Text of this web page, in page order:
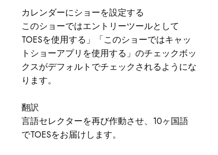
カレンダーにショーを設定する
このショーではエントリーツールとして
TOESを使用する」「このショーではキャッ
トショーアプリを使用する」のチェックボッ
クスがデフォルトでチェックされるようにな
ります。
翻訳
言語セレクターを再び作動させ、10ヶ国語
でTOESをお届けします。